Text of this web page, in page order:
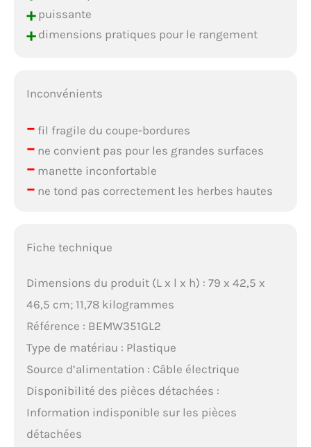
+puissante
+dimensions pratiques pour le rangement
Inconvénients
–fil fragile du coupe-bordures
–ne convient pas pour les grandes surfaces
–manette inconfortable
–ne tond pas correctement les herbes hautes
Fiche technique
Dimensions du produit (L x l x h) : 79 x 42,5 x
46,5 cm; 11,78 kilogrammes
Référence : BEMW351GL2
Type de matériau : Plastique
Source d’alimentation : Câble électrique
Disponibilité des pièces détachées :
Information indisponible sur les pièces
détachées